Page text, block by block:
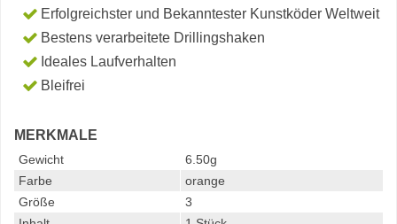
Erfolgreichster und Bekanntester Kunstköder Weltweit
Bestens verarbeitete Drillingshaken
Ideales Laufverhalten
Bleifrei
MERKMALE
Gewicht
6.50g
Farbe
orange
Größe
3